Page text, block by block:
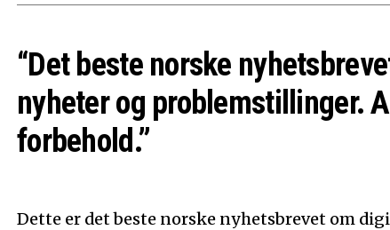
“Det beste norske
nyheter og problemstillinger.
forbehold.”
Dette er det beste norske nyhetsbrevet om